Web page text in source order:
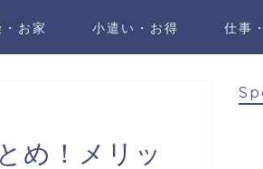
お家 小遣い・お得 仕事
め！メリッ